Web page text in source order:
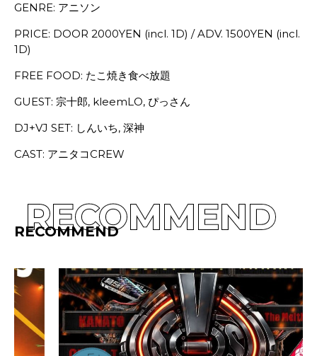
GENRE: アニソン
PRICE: DOOR 2000YEN (incl. 1D) / ADV. 1500YEN (incl.
1D)
FREE FOOD: たこ焼き食べ放題
GUEST: 宗十郎, kleemLO, ぴっさん
DJ+VJ SET: しんいち, 深神
CAST: アニタコCREW
RECOMMEND
RECOMMEND